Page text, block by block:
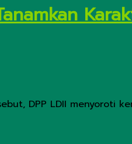
DPP LDII menyoroti